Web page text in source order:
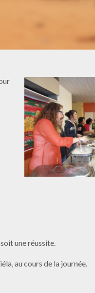
une réussite.
au cours de la journée.